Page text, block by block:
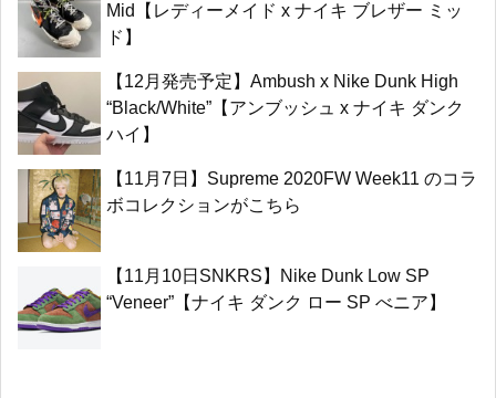
Mid【レディーメイド x ナイキ ブレザー ミッ
ド】
【12月発売予定】Ambush x Nike Dunk High
“Black/White”【アンブッシュ x ナイキ ダンク
ハイ】
【11月7日】Supreme 2020FW Week11 のコラ
ボコレクションがこちら
【11月10日SNKRS】Nike Dunk Low SP
“Veneer”【ナイキ ダンク ロー SP べニア】